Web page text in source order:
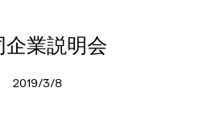
企業説明会
2019/3/8